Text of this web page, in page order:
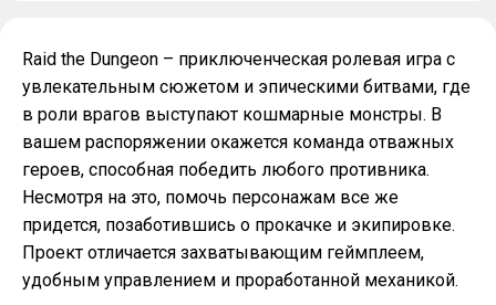
Raid the Dungeon – приключенческая ролевая игра с
увлекательным сюжетом и эпическими битвами, где
в роли врагов выступают кошмарные монстры. В
вашем распоряжении окажется команда отважных
героев, способная победить любого противника.
Несмотря на это, помочь персонажам все же
придется, позаботившись о прокачке и экипировке.
Проект отличается захватывающим геймплеем,
удобным управлением и проработанной механикой.